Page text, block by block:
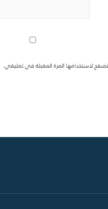
لاستخدامها المرة المقبلة في تعليقي.